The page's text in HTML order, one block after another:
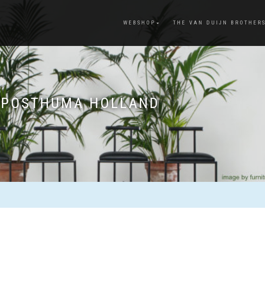
WEBSHOP THE VAN DUIJN BROTHERS
POSTHUMA HOLLAND